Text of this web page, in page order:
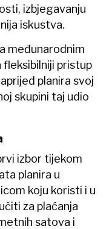
izbjegavanju
iskustva.
međunarodnim
pristup
planira svoj
skupini taj udio
izbor tijekom
planira u
koju koristi i u
za plaćanja
satova i